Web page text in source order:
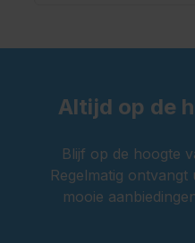
Altijd op de
Blijf op de hoogte
Regelmatig
mooie